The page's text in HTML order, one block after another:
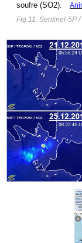
soufre (SO2).
Fig.11: Sentinel-5P